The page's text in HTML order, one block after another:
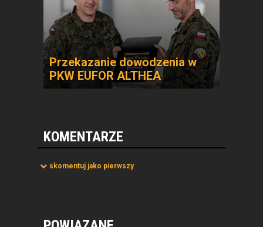
Przekazanie dowodzenia w
PKW EUFOR ALTHEA
KOMENTARZE
skomentuj jako pierwszy